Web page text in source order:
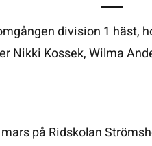
division 1 häst,
Nikki Kossek,Wilma
på Ridskolan